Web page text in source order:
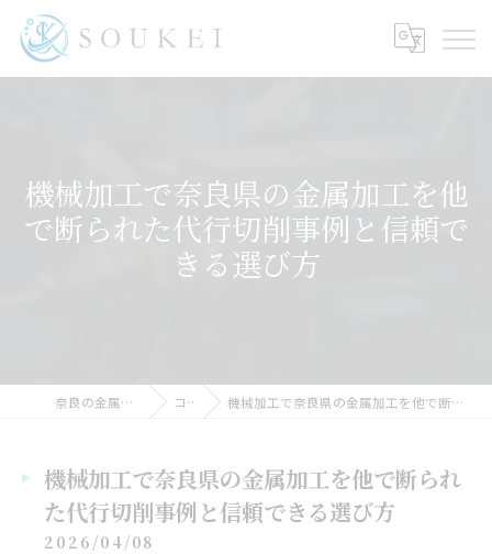
機械加工で奈良県の金属加工を他
で断られた代行切削事例と信頼で
きる選び方
奈良の金属加工ならSOUKEI コラム 機械加工で奈良県の金属加工を他で断られた代行切削事例と信頼できる選び方
機械加工で奈良県の金属加工を他で断られ
た代行切削事例と信頼できる選び方
2026/04/08